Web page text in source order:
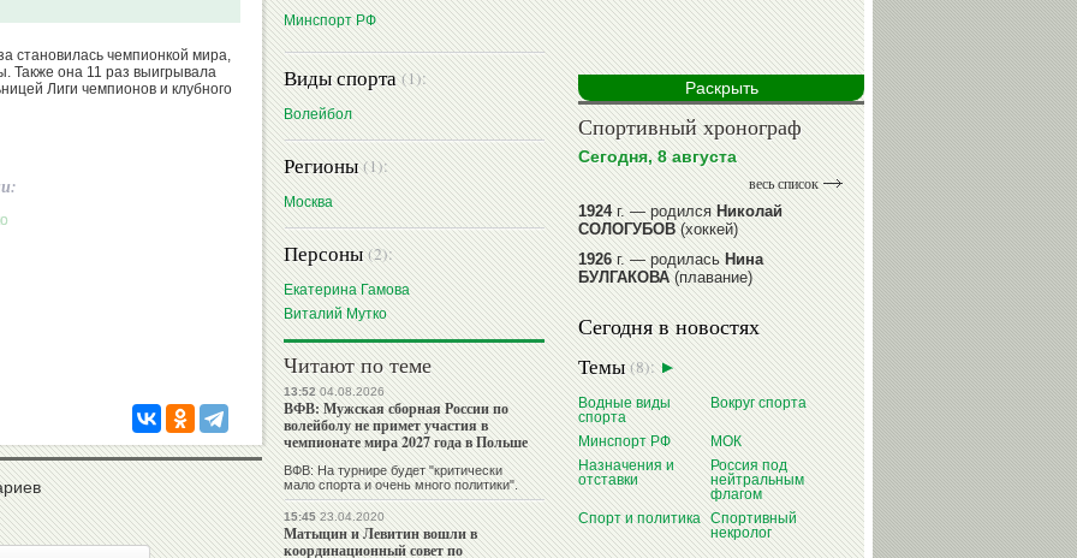
становилась чемпионкой мира,
Также она 11 раз выигрывала
Лиги чемпионов и клубного
Минспорт РФ
Виды спорта(1):
Волейбол
Регионы(1):
Москва
Персоны(2):
Екатерина Гамова
Виталий Мутко
Читают по теме
13:5204.08.2026
ВФВ: Мужская сборная России по
волейболу не примет участия в
чемпионате мира 2027 года в Польше
ВФВ: На турнире будет "критически
мало спорта и очень много политики".
15:4523.04.2020
Матыцин и Левитин вошли в
координационный совет по
Раскрыть
Спортивный хронограф
Сегодня, 8 августа
весь список
1924г. — родилсяНиколай
СОЛОГУБОВ(хоккей)
1926г. — родиласьНина
БУЛГАКОВА(плавание)
1941г. — родиласьРавиля
ПРОКОПЕНКО (САЛИМОВА)
(баскетбол)
1964г. — родилсяНиколай
ЖУРАВСКИЙ(гребля на байдарках
и каноэ)
1964г. — родилсяЮрий ХМЫЛЕВ
(хоккей)
читать далее
Сегодня в новостях
Темы(8):
Водные виды
спорта
Вокруг спорта
Минспорт РФ
МОК
Назначения и
отставки
Россия под
нейтральным
флагом
Спорт и политика Спортивный
некролог